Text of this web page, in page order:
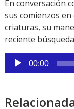
En conversación
sus comienzos
criaturas, su
reciente
Reproductor
de
00:00